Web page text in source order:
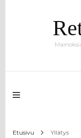
Etusivu Yllätys